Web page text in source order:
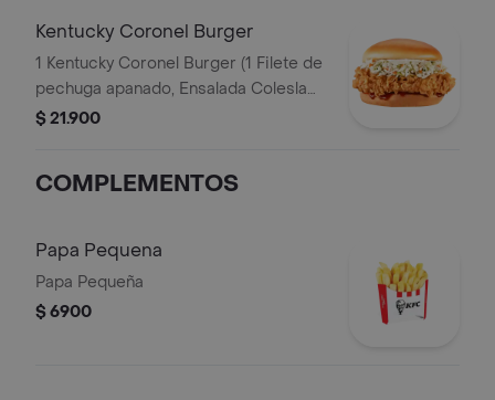
Kentucky Coronel Burger
1 Kentucky Coronel Burger (1 Filete de
pechuga apanado, Ensalada Coleslaw,
BBQ y mantequilla)
$ 21.900
COMPLEMENTOS
Papa Pequena
Papa Pequeña
$ 6900